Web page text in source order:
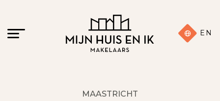
EN
MAASTRICHT